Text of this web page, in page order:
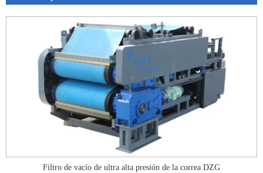
Filtro de vacío de ultra alta presión de la correa DZG